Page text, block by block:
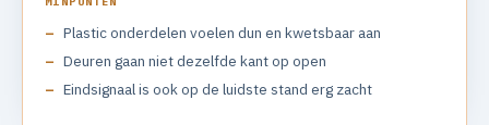
Plastic onderdelen voelen dun en kwetsbaar aan
Deuren gaan niet dezelfde kant op open
Eindsignaal is ook op de luidste stand erg zacht